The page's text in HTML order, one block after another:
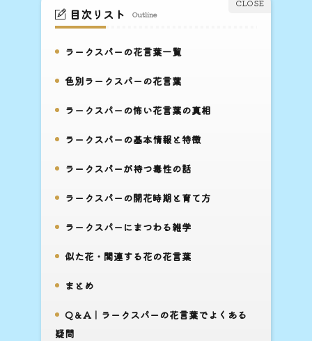
目次リスト Outline
ラークスパーの花言葉一覧
2.
色別ラークスパーの花言葉
3.ラークスパーの怖い花言葉の真相
4.ラークスパーの基本情報と特徴
5.ラークスパーが持つ毒性の話
6.ラークスパーの開花時期と育て方
7.ラークスパーにまつわる雑学
8.
似た花・関連する花の花言葉
9.まとめ
10.
Q＆A｜ラークスパーの花言葉でよくある
疑問